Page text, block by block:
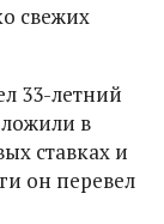
свежих
33-летний
в
ставках и
он перевел